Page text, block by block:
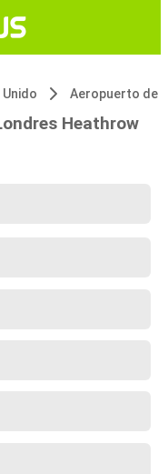
Unido
Heathrow